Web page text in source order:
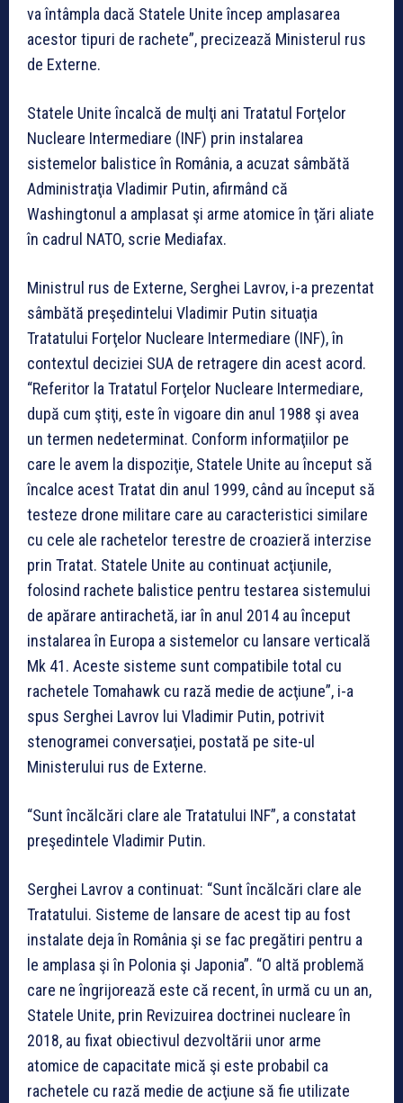
va întâmpla dacă Statele Unite încep amplasarea
acestor tipuri de rachete”, precizează Ministerul rus
de Externe.
Statele Unite încalcă de mulţi ani Tratatul Forţelor
Nucleare Intermediare (INF) prin instalarea
sistemelor balistice în România, a acuzat sâmbătă
Administraţia Vladimir Putin, afirmând că
Washingtonul a amplasat şi arme atomice în ţări aliate
în cadrul NATO, scrie Mediafax.
Ministrul rus de Externe, Serghei Lavrov, i-a prezentat
sâmbătă preşedintelui Vladimir Putin situaţia
Tratatului Forţelor Nucleare Intermediare (INF), în
contextul deciziei SUA de retragere din acest acord.
“Referitor la Tratatul Forţelor Nucleare Intermediare,
după cum ştiţi, este în vigoare din anul 1988 şi avea
un termen nedeterminat. Conform informaţiilor pe
care le avem la dispoziţie, Statele Unite au început să
încalce acest Tratat din anul 1999, când au început să
testeze drone militare care au caracteristici similare
cu cele ale rachetelor terestre de croazieră interzise
prin Tratat. Statele Unite au continuat acţiunile,
folosind rachete balistice pentru testarea sistemului
de apărare antirachetă, iar în anul 2014 au început
instalarea în Europa a sistemelor cu lansare verticală
Mk 41. Aceste sisteme sunt compatibile total cu
rachetele Tomahawk cu rază medie de acţiune”, i-a
spus Serghei Lavrov lui Vladimir Putin, potrivit
stenogramei conversaţiei, postată pe site-ul
Ministerului rus de Externe.
“Sunt încălcări clare ale Tratatului INF”, a constatat
preşedintele Vladimir Putin.
Serghei Lavrov a continuat: “Sunt încălcări clare ale
Tratatului. Sisteme de lansare de acest tip au fost
instalate deja în România şi se fac pregătiri pentru a
le amplasa şi în Polonia şi Japonia”. “O altă problemă
care ne îngrijorează este că recent, în urmă cu un an,
Statele Unite, prin Revizuirea doctrinei nucleare în
2018, au fixat obiectivul dezvoltării unor arme
atomice de capacitate mică şi este probabil ca
rachetele cu rază medie de acţiune să fie utilizate